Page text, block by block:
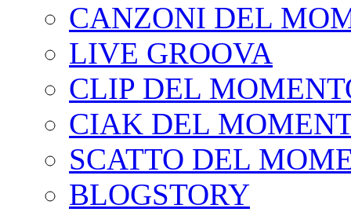
CANZONI DEL
LIVE GROOVA
CLIP DEL
CIAK DEL
SCATTO DEL
BLOGSTORY